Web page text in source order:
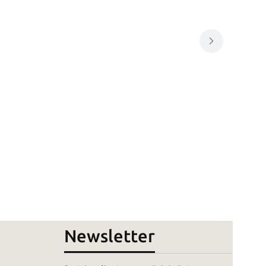
Newsletter